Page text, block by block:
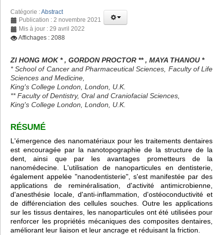
Catégorie :Abstract
Publication : 2 novembre 2021
Mis à jour : 29 avril 2022
Affichages : 2088
ZI HONG MOK * , GORDON PROCTOR ** , MAYA THANOU *
* School of Cancer and Pharmaceutical Sciences, Faculty of Life
Sciences and Medicine,
King's College London, London, U.K.
** Faculty of Dentistry, Oral and Craniofacial Sciences,
King's College London, London, U.K.
RÉSUMÉ
L'émergence des nanomatériaux pour les traitements dentaires
est encouragée par la nanotopographie de la structure de la
dent, ainsi que par les avantages prometteurs de la
nanomédecine. L'utilisation de nanoparticules en dentisterie,
également appelée "nanodentisterie", s'est manifestée par des
applications de reminéralisation, d'activité antimicrobienne,
d'anesthésie locale, d'anti-inflammation, d'ostéoconductivité et
de différenciation des cellules souches. Outre les applications
sur les tissus dentaires, les nanoparticules ont été utilisées pour
renforcer les propriétés mécaniques des composites dentaires,
améliorant leur liaison et leur ancrage et réduisant la friction.